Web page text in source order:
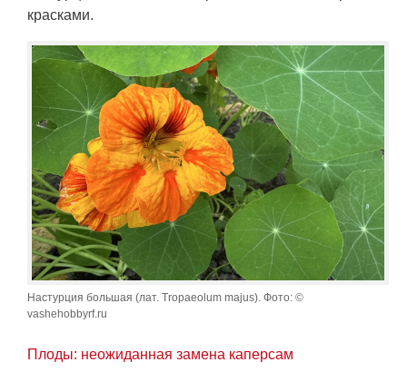
красками.
Настурция большая (лат. Tropaeolum majus). Фото: ©
vashehobbyrf.ru
Плоды: неожиданная замена каперсам